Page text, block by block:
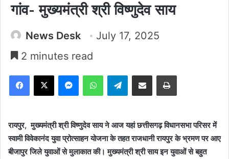
गांव- मुख्यमंत्री श्री विष्णुदेव साय
News Desk
July 17, 2025
2 minutes read
Facebook
X MessengerWhatsAppTelegramShare via Email Print
रायपुर, मुख्यमंत्री श्री विष्णुदेव साय ने आज यहां छत्तीसगढ़ विधानसभा परिसर में
स्वामी विवेकानंद युवा प्रोत्साहन योजना के तहत राजधानी रायपुर के भ्रमण पर आए
बीजापुर जिले युवाओं से मुलाकात की। मुख्यमंत्री श्री साय इन युवाओं से बहुत